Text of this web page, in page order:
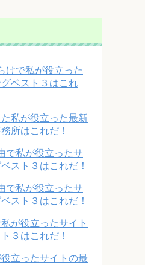
けで私が役立った
ベスト３はこれ
私が役立った最新
所はこれだ！
で私が役立ったサ
スト３はこれだ！
で私が役立ったサ
スト３はこれだ！
が役立ったサイト
３はこれだ！
立ったサイトの最